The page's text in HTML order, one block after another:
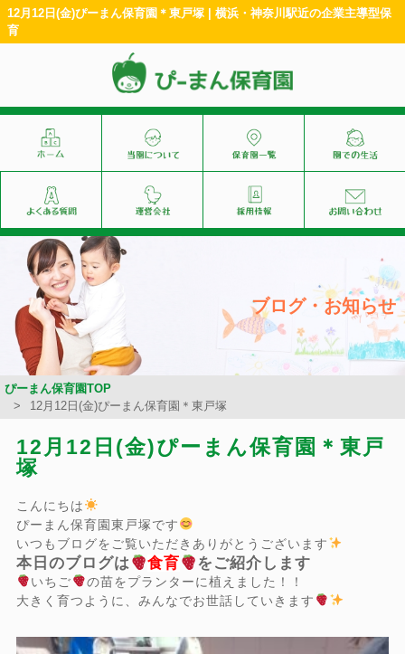
12月12日(金)ぴーまん保育園＊東戸塚 | 横浜・神奈川駅近の企業主導型保
育
ブログ・お知らせ
ぴーまん保育園TOP
12月12日(金)ぴーまん保育園＊東戸塚
12月12日(金)ぴーまん保育園＊東戸
塚
こんにちは
ぴーまん保育園東戸塚です
いつもブログをご覧いただきありがとうございます
本日のブログは 食育 をご紹介します
いちご
の苗をプランターに植えました！！
大きく育つように、みんなでお世話していきます